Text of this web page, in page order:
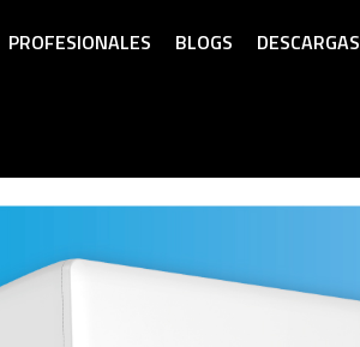
PROFESIONALES BLOGS DESCARGAS